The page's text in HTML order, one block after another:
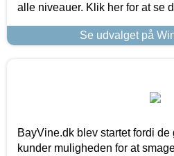
alle niveauer. Klik her for at se
Se udvalget på
BayVine.dk blev startet fordi
kunder muligheden for at